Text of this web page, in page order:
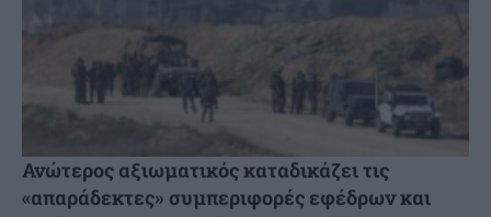
Ανώτερος αξιωματικός καταδικάζει τις
«απαράδεκτες» συμπεριφορές εφέδρων και